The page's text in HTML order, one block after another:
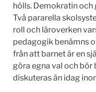
hölls. Demokratin
Två pararella
roll och läroverken
pedagogik benämns
från att barnet är en
göra egna val och bör
diskuteras än idag